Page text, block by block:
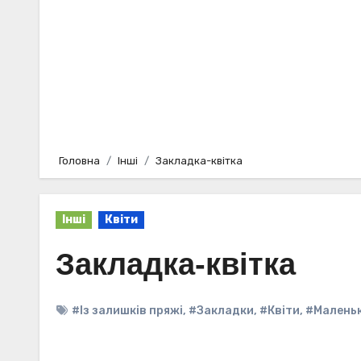
Головна Інші Закладка-квітка
Інші Квіти
Закладка-квітка
#Із залишків пряжі, #Закладки, #Квіти,